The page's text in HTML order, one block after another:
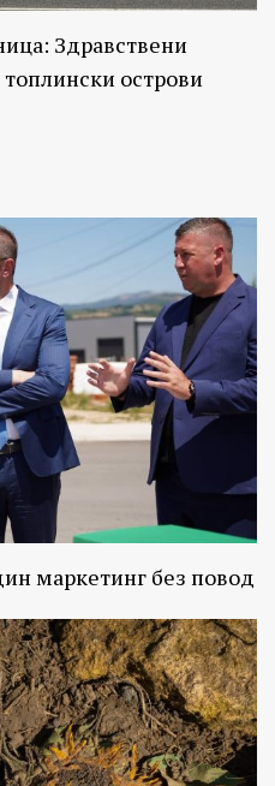
Здравствени
острови
маркетинг без повод